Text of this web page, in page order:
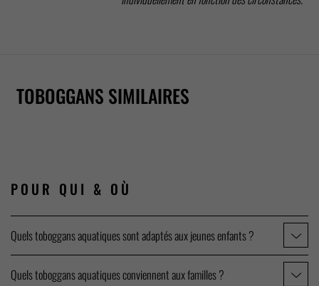
TOBOGGANS SIMILAIRES
RIVER
XSLIDE
POUR QUI & OÙ
Quels toboggans aquatiques sont adaptés aux jeunes enfants ?
Quels toboggans aquatiques conviennent aux familles ?